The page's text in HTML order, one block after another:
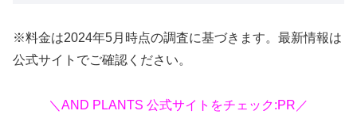
※料金は2024年5月時点の調査に基づきます。最新情報は
公式サイトでご確認ください。
＼AND PLANTS 公式サイトをチェック:PR／